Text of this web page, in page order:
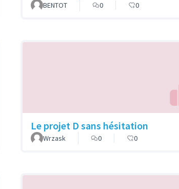
BENTOT 0 0
Le projet D sans hésitation
Wrzask 0 0